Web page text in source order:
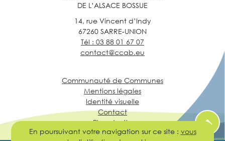
DE L’ALSACE BOSSUE
14, rue Vincent d’Indy
67260 SARRE-UNION
Tél : 03 88 01 67 07
contact@ccab.eu
Communauté de Communes
Mentions légales
Identité visuelle
Contact
Plan du site
En poursuivant votre navigation sur ce site : vous